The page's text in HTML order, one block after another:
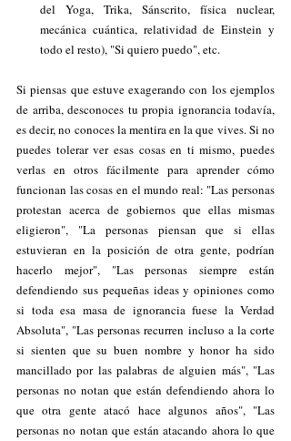
del Yoga, Trika, Sánscrito, física nuclear,
mecánica cuántica, relatividad de Einstein y
todo el resto), "Si quiero puedo", etc.
Si piensas que estuve exagerando con los ejemplos
de arriba, desconoces tu propia ignorancia todavía,
es decir, no conoces la mentira en la que vives. Si no
puedes tolerar ver esas cosas en ti mismo, puedes
verlas en otros fácilmente para aprender cómo
funcionan las cosas en el mundo real: "Las personas
protestan acerca de gobiernos que ellas mismas
eligieron", "La personas piensan que si ellas
estuvieran en la posición de otra gente, podrían
hacerlo mejor", "Las personas siempre están
defendiendo sus pequeñas ideas y opiniones como
si toda esa masa de ignorancia fuese la Verdad
Absoluta", "Las personas recurren incluso a la corte
si sienten que su buen nombre y honor ha sido
mancillado por las palabras de alguien más", "Las
personas no notan que están defendiendo ahora lo
que otra gente atacó hace algunos años", "Las
personas no notan que están atacando ahora lo que